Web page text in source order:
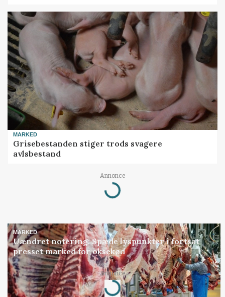
MARKED
Grisebestanden stiger trods svagere
avlsbestand
Annonce
Loading...
MARKED
Uændret notering: Spæde lyspunkter i fortsat
presset marked for oksekød
Annonce
Loading...